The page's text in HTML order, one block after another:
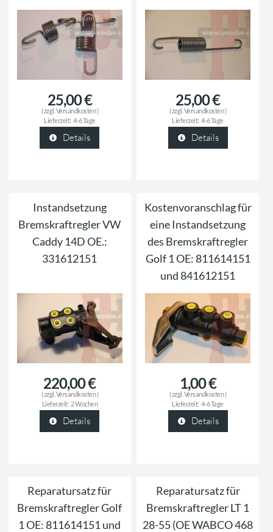
25,00 €
( zzgl. Versandkosten)
Lieferzeit: 4-6 Tage
Details
25,00 €
( zzgl. Versandkosten)
Lieferzeit: 4-6 Tage
Details
Instandsetzung
Bremskraftregler VW
Caddy 14D OE.:
331612151
220,00 €
( zzgl. Versandkosten)
Lieferzeit: 2 Wochen
Details
Kostenvoranschlag für
eine Instandsetzung
des Bremskraftregler
Golf 1 OE: 811614151
und 841612151
1,00 €
( zzgl. Versandkosten)
Lieferzeit: 4-6 Tage
Details
Reparatursatz für
Bremskraftregler Golf
1 OE: 811614151 und
Reparatursatz für
Bremskraftregler LT 1
28-55 (OE WABCO 468